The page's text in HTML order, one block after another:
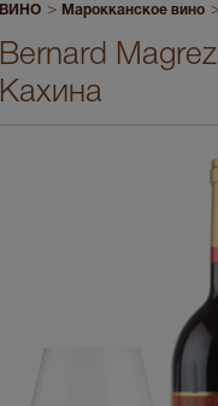
ВИНО > Марокканское вино
Bernard
Кахина